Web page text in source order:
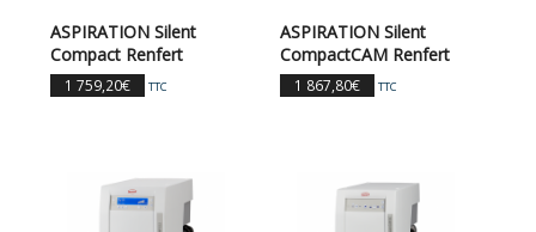
ASPIRATION Silent
Compact Renfert
1 759,20€ TTC
ASPIRATION Silent
CompactCAM Renfert
1 867,80€ TTC